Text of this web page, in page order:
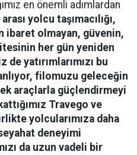
en önemli adımlardan
yolcu taşımacılığı,
ibaret olmayan, güvenin,
her gün yeniden
yatırımlarımızı bu
filomuzu geleceğin
araçlarla güçlendirmeyi
Travego ve
yolcularımıza daha
deneyimi
da uzun vadeli bir